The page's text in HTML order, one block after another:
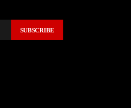
SUBSCRIBE